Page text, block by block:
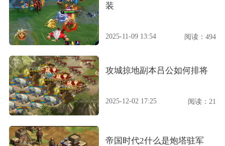
装
2025-11-09 13:54 阅读：494
攻城掠地副本吕公如何排将
2025-12-02 17:25 阅读：21
帝国时代2什么是炮塔驻军